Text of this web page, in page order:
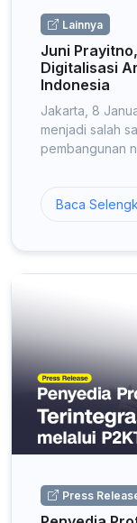
Lainnya
Juni
Digitalisasi
Indonesia
Jakarta, 8
menjadi salah
pembangunan
Baca
Press